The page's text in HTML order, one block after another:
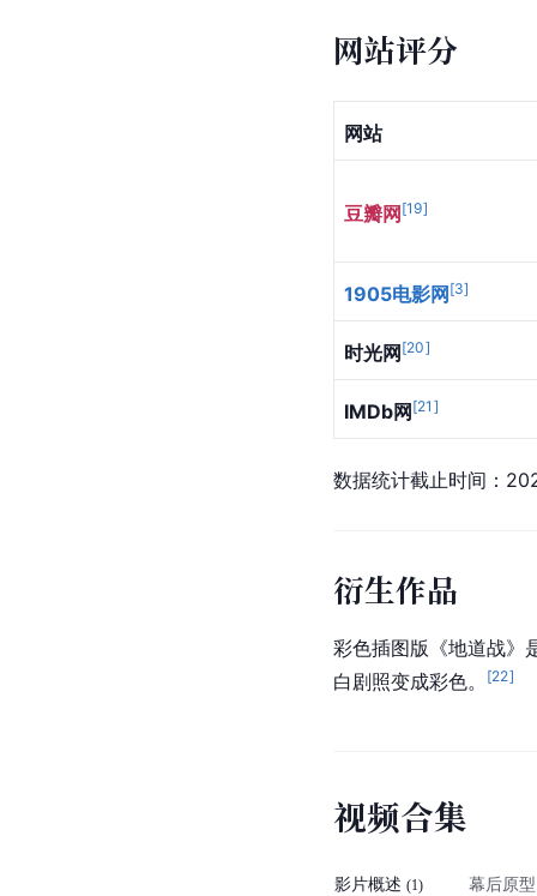
网站评分
网站
豆瓣网[19]
1905电影网[3]
时光网[20]
IMDb网[21 ]
数据统计截止时间：
衍生作品
彩色插图版《地道战》
白剧照变成彩色。
[22]
视频合集
影片概述 (1) 幕后原型